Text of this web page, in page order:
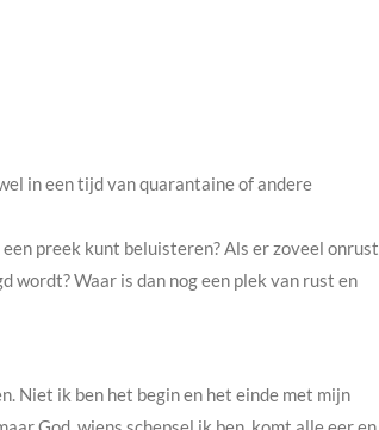
in een tijd van quarantaine of andere
preek kunt beluisteren? Als er zoveel onrust
wordt? Waar is dan nog een plek van rust en
Niet ik ben het begin en het einde met mijn